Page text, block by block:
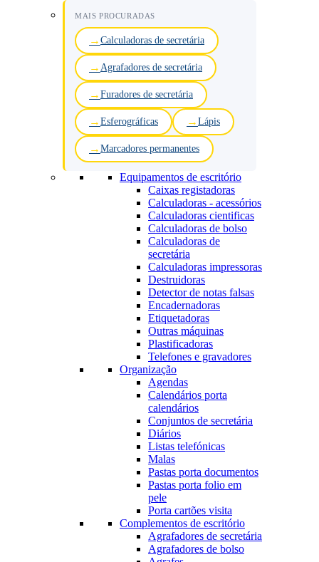
MAIS PROCURADAS
Calculadoras de secretária
Agrafadores de secretária
Furadores de secretária
Esferográficas Lápis
Marcadores permanentes
Equipamentos de escritório
Caixas registadoras
Calculadoras - acessórios
Calculadoras cientificas
Calculadoras de bolso
Calculadoras de
secretária
Calculadoras impressoras
Destruidoras
Detector de notas falsas
Encadernadoras
Etiquetadoras
Outras máquinas
Plastificadoras
Telefones e gravadores
Organização
Agendas
Calendários porta
calendários
Conjuntos de secretária
Diários
Listas telefónicas
Malas
Pastas porta documentos
Pastas porta folio em
pele
Porta cartões visita
Complementos de escritório
Agrafadores de secretária
Agrafadores de bolso